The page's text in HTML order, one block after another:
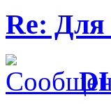
Re: Для